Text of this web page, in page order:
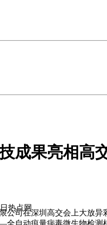
成果亮相高
热点网
公司在深圳高交会上大放
自动痕量病毒微生物检测